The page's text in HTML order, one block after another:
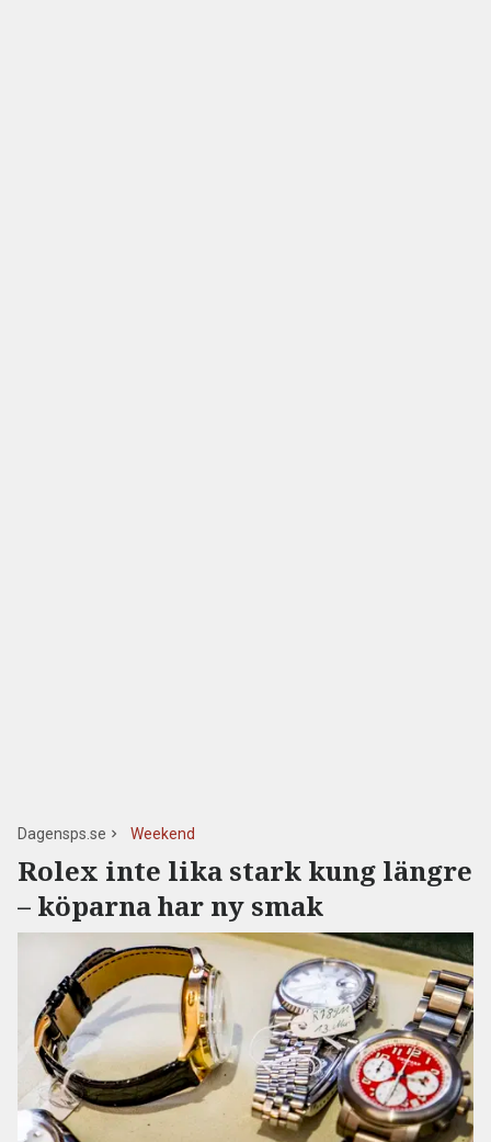
Dagensps.se Weekend
Rolex inte lika stark kung längre
– köparna har ny smak